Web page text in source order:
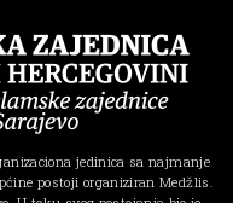
jedinica sa najmanje
postoji organiziran Medžlis.